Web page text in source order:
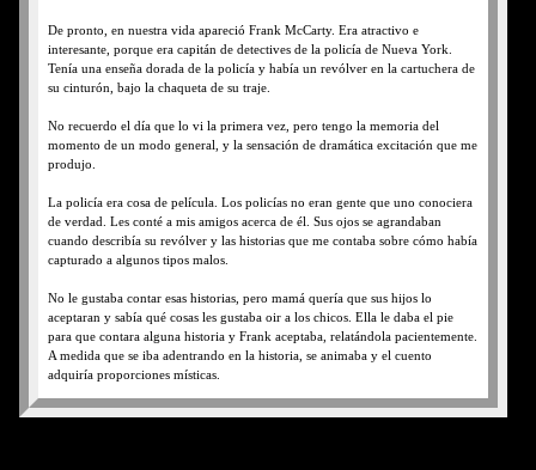
De pronto, en nuestra vida apareció Frank McCarty. Era atractivo e
interesante, porque era capitán de detectives de la policía de Nueva York.
Tenía una enseña dorada de la policía y había un revólver en la cartuchera de
su cinturón, bajo la chaqueta de su traje.
No recuerdo el día que lo vi la primera vez, pero tengo la memoria del
momento de un modo general, y la sensación de dramática excitación que me
produjo.
La policía era cosa de película. Los policías no eran gente que uno conociera
de verdad. Les conté a mis amigos acerca de él. Sus ojos se agrandaban
cuando describía su revólver y las historias que me contaba sobre cómo había
capturado a algunos tipos malos.
No le gustaba contar esas historias, pero mamá quería que sus hijos lo
aceptaran y sabía qué cosas les gustaba oir a los chicos. Ella le daba el pie
para que contara alguna historia y Frank aceptaba, relatándola pacientemente.
A medida que se iba adentrando en la historia, se animaba y el cuento
adquiría proporciones místicas.
Un día, mamá me preguntó cómo me sentiría si se casara con Frank. A esa